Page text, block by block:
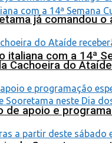
com a 14ª
já comandou o
Cachoeira do
de apoio e